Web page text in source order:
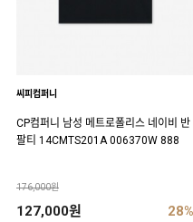
씨피컴퍼니
CP컴퍼니 남성 메트로폴리스 네이비 반
팔티 14CMTS201A 006370W 888
176,000원
127,000원 28%